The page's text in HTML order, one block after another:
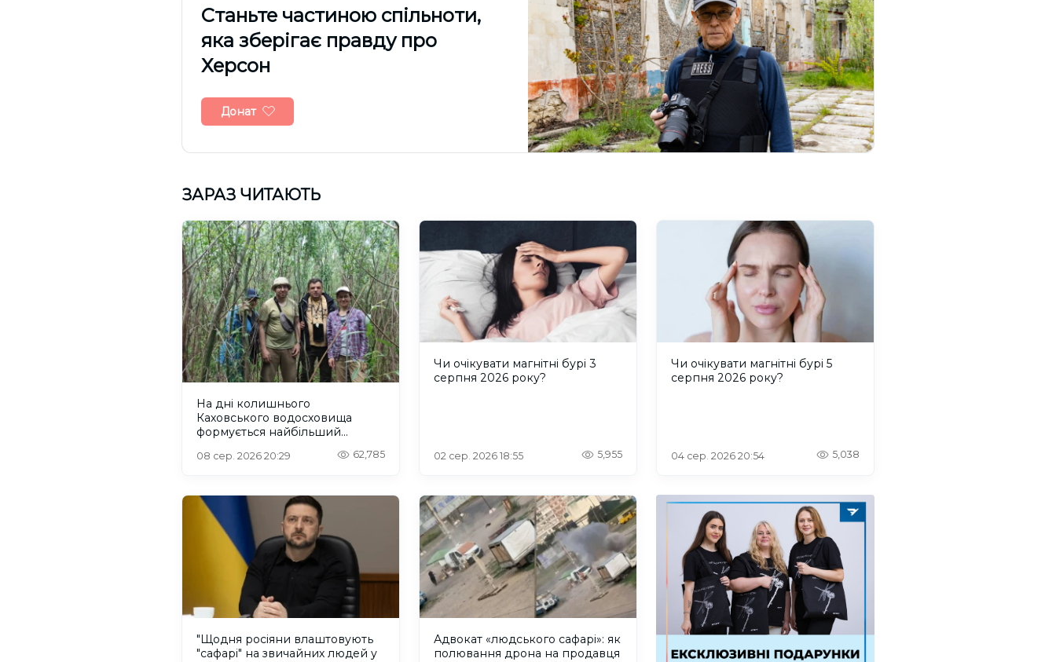
Cтаньте частиною спільноти,
яка зберігає правду про
Херсон
Донат
ЗАРАЗ ЧИТАЮТЬ
На дні колишнього
Каховського водосховища
формується найбільший
08 сер. 2026 20:29 62,785
Чи очікувати магнітні бурі 3
серпня 2026 року?
02 сер. 2026 18:55 5,955
Чи очікувати магнітні бурі 5
серпня 2026 року?
04 сер. 2026 20:54 5,038
"Щодня росіяни влаштовують
"сафарі" на звичайних людей у
Адвокат «людського сафарі»: як
полювання дрона на продавця